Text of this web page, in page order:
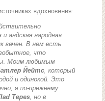
вдохновения:
андская народная
вечен. В нем есть
что
Моим любимым
Йейтс, который
и одинокой. Это
я по-прежнему
Tepes, но в